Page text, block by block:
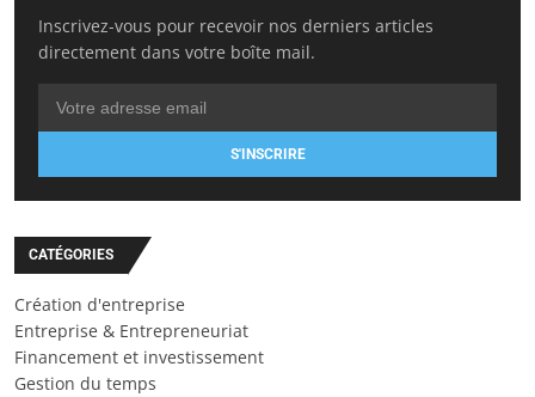
Inscrivez-vous pour recevoir nos derniers articles
directement dans votre boîte mail.
S'INSCRIRE
CATÉGORIES
Création d'entreprise
Entreprise & Entrepreneuriat
Financement et investissement
Gestion du temps